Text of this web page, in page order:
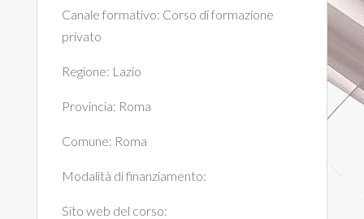
Canale formativo: Corso di formazione
privato
Regione: Lazio
Provincia: Roma
Comune: Roma
Modalità di finanziamento:
Sito web del corso: